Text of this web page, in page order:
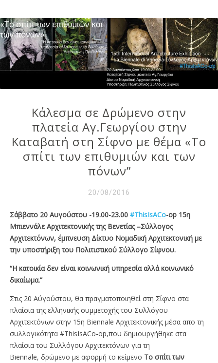
Κάλεσμα σε Δρώμενο στην
πλατεία Αγ.Γεωργίου στην
Καταβατή στη Σίφνο με θέμα «Το
σπίτι των επιθυμιών και των
πόνων”
20/08/2016
Σάββατο 20 Αυγούστου -19.00-23.00 #‎ThisIsACo-op 15η
Μπιεννάλε Αρχιτεκτονικής της Βενετίας –Σύλλογος
Αρχιτεκτόνων, έμπνευση Δίκτυο Νομαδική Αρχιτεκτονική με
την υποστήριξη του Πολιτιστικού Σύλλογο Σίφνου.
“Η κατοικία δεν είναι κοινωνική υπηρεσία αλλά κοινωνικό
δικαίωμα.”
Στις 20 Αύγούστου, θα πραγματοποιηθεί στη Σίφνο στα
πλαίσια της ελληνικής συμμετοχής του Συλλόγου
Αρχιτεκτόνων στην 15η Biennale Αρχιτεκτονικής μέσα απο τη
συλλογικότητα #ThisIsACo-op,που δημιουργήθηκε στα
πλαίσια του Συλλόγου Αρχιτεκτόνων για τη
Biennale, δρώμενο με αφορμή το κείμενο Το σπίτι των